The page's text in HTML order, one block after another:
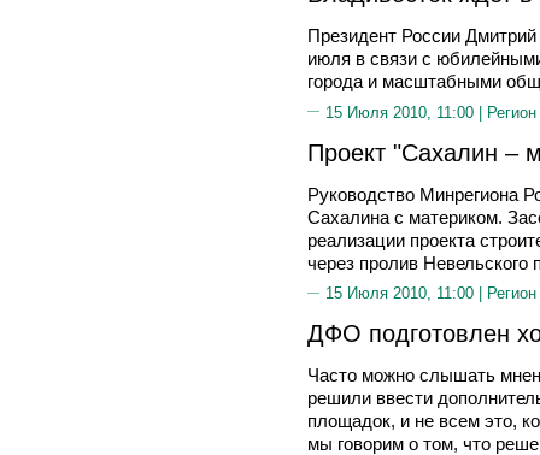
Президент России
июля в связи с
города и масштабными
15 Июля 2010, 11:00 |
Проект "Сахалин –
Руководство Минрегиона
Сахалина с материком.
реализации проекта
через пролив
15 Июля 2010, 11:00 |
ДФО подготовлен
Часто можно слышать
решили ввести
площадок, и не всем это,
мы говорим о том, что